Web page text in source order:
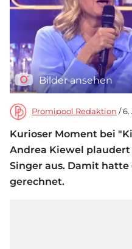
Bilder ansehen
Promipool Redaktion / 6.
Kurioser Moment bei
Andrea Kiewel
Singer aus. Damit
gerechnet.